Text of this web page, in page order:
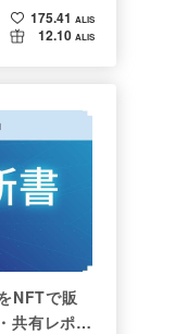
175.41 ALIS
12.10 ALIS
NFTで販
共有レポー